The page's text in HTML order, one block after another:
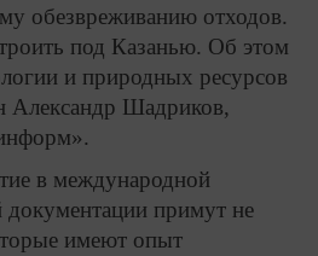
обезвреживанию отходов.
под Казанью. Об этом
и природных ресурсов
Александр Шадриков,
в международной
документации примут не
имеют опыт